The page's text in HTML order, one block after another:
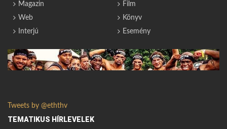
Magazin
Web
Interjú
Film
Könyv
Esemény
Tweets by @eththv
TEMATIKUS HÍRLEVELEK